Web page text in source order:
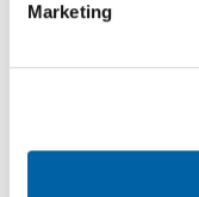
Marketing